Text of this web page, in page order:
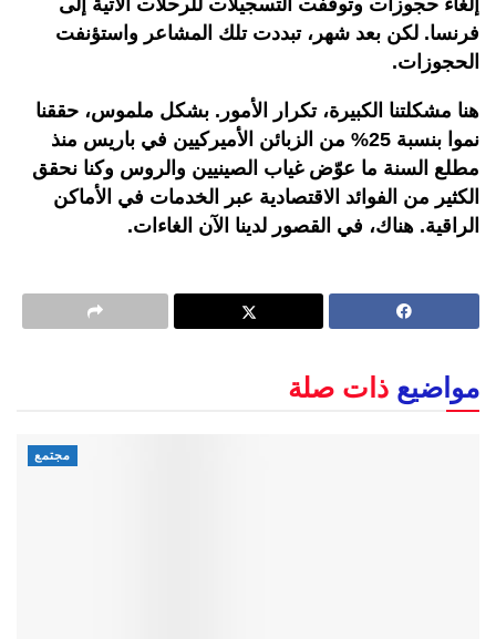
إلغاء حجوزات وتوقفت التسجيلات للرحلات الآتية إلى
فرنسا. لكن بعد شهر، تبددت تلك المشاعر واستؤنفت
الحجوزات.
هنا مشكلتنا الكبيرة، تكرار الأمور. بشكل ملموس، حققنا
نموا بنسبة 25% من الزبائن الأميركيين في باريس منذ
مطلع السنة ما عوّض غياب الصينيين والروس وكنا نحقق
الكثير من الفوائد الاقتصادية عبر الخدمات في الأماكن
الراقية. هناك، في القصور لدينا الآن الغاءات.
مواضيع ذات صلة
مجتمع